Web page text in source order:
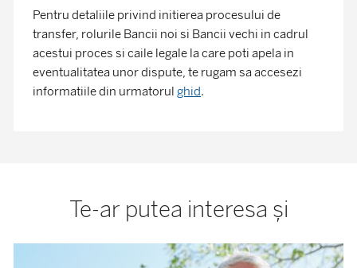
Pentru detaliile privind initierea procesului de
transfer, rolurile Bancii noi si Bancii vechi in cadrul
acestui proces si caile legale la care poti apela in
eventualitatea unor dispute, te rugam sa accesezi
informatiile din urmatorul ghid.
Te-ar putea interesa și